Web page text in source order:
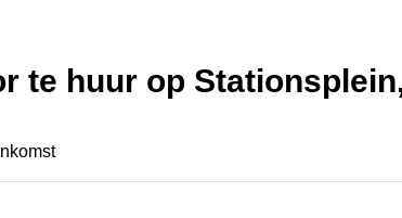
te huur op